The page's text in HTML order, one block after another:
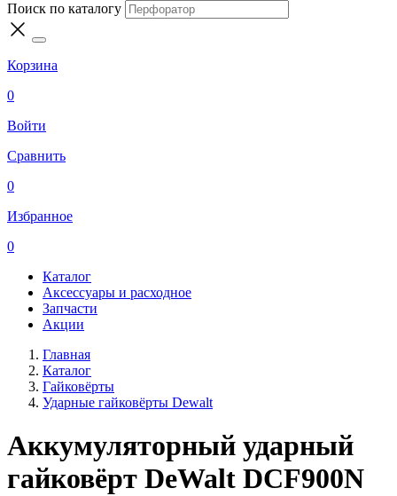
Поиск по каталогу
Корзина
0
Войти
Сравнить
0
Избранное
0
Каталог
Аксессуары и расходное
Запчасти
Акции
Главная
Каталог
Гайковёрты
Ударные гайковёрты Dewalt
Аккумуляторный ударный
гайковёрт DeWalt DCF900N